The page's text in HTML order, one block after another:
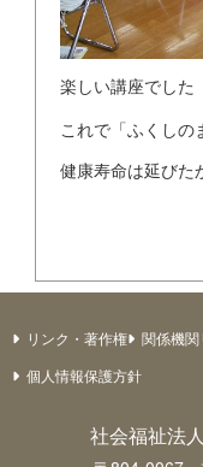
楽しい講座でした
これで「ふくしの
健康寿命は延びた
リンク・著作権 関係機関
個人情報保護方針
社会福祉法人